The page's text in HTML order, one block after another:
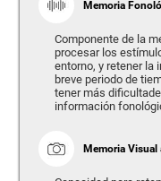
Memoria
Componente de la
procesar los
entorno, y retener la
breve periodo de
tener más
información
Memoria Visual